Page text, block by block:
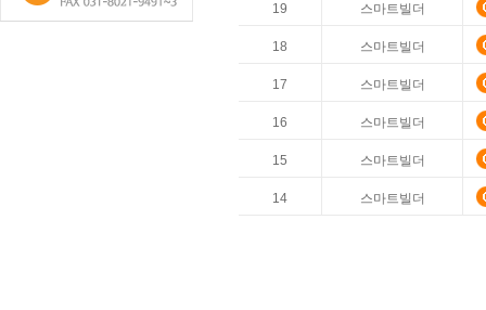
19 스마트빌더
18 스마트빌더
17 스마트빌더
16 스마트빌더
15 스마트빌더
14 스마트빌더